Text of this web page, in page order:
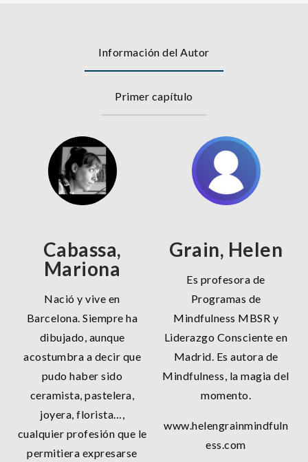
Información del Autor
Primer capítulo
Cabassa,
Mariona
Nació y vive en
Barcelona. Siempre ha
dibujado, aunque
acostumbra a decir que
pudo haber sido
ceramista, pastelera,
joyera, florista…,
cualquier profesión que le
permitiera expresarse
Grain, Helen
Es profesora de
Programas de
Mindfulness MBSR y
Liderazgo Consciente en
Madrid. Es autora de
Mindfulness, la magia del
momento.
www.helengrainmindfuln
ess.com